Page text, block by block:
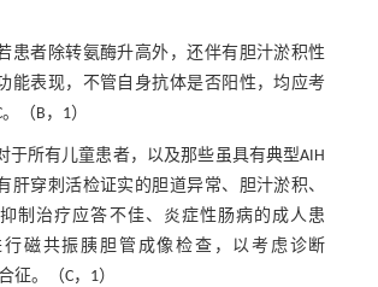
患者除转氨酶升高外，还伴有胆汁淤积性
能表现，不管自身抗体是否阳性，均应考
（B，1）
于所有儿童患者，以及那些虽具有典型AIH
肝穿刺活检证实的胆道异常、胆汁淤积、
制治疗应答不佳、炎症性肠病的成人患
磁共振胰胆管成像检查，以考虑诊断
征。（C，1）